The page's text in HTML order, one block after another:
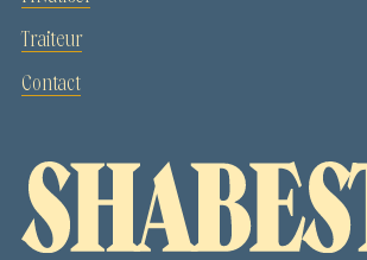
Traiteur
Contact